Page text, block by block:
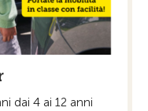
dai 4 ai 12 anni